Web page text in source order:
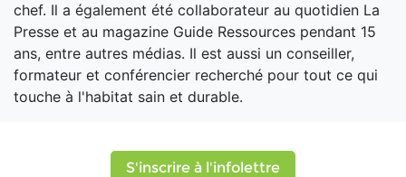
chef. Il a également été collaborateur au quotidien La
Presse et au magazine Guide Ressources pendant 15
ans, entre autres médias. Il est aussi un conseiller,
formateur et conférencier recherché pour tout ce qui
touche à l'habitat sain et durable.
S'inscrire à l'infolettre